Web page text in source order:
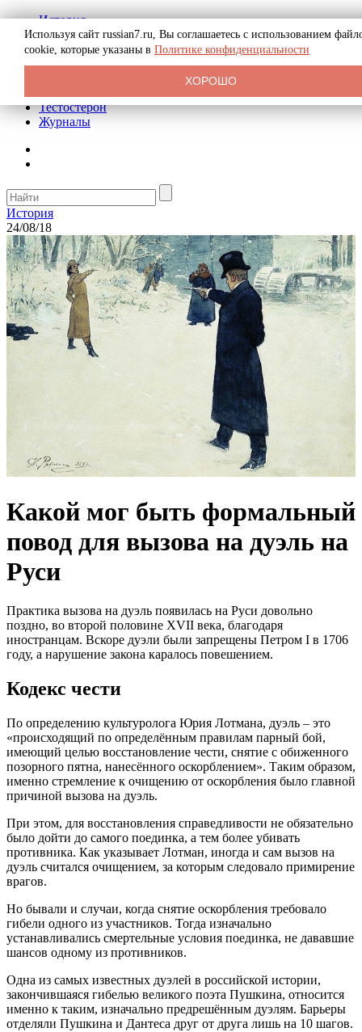
История
Биография
Криминал
Реклама на сайте
Тестостерон
Журналы
История
24/08/18
Какой мог быть формальный
повод для вызова на дуэль на
Руси
Практика вызова на дуэль появилась на Руси довольно
поздно, во второй половине XVII века, благодаря
иностранцам. Вскоре дуэли были запрещены Петром I в 1706
году, а нарушение закона каралось повешением.
Кодекс чести
По определению культуролога Юрия Лотмана, дуэль – это
«происходящий по определённым правилам парный бой,
имеющий целью восстановление чести, снятие с обиженного
позорного пятна, нанесённого оскорблением». Таким образом,
именно стремление к очищению от оскорбления было главной
причиной вызова на дуэль.
При этом, для восстановления справедливости не обязательно
было дойти до самого поединка, а тем более убивать
противника. Как указывает Лотман, иногда и сам вызов на
дуэль считался очищением, за которым следовало примирение
врагов.
Но бывали и случаи, когда снятие оскорбления требовало
гибели одного из участников. Тогда изначально
устанавливались смертельные условия поединка, не дававшие
шансов одному из противников.
Одна из самых известных дуэлей в российской истории,
закончившаяся гибелью великого поэта Пушкина, относится
именно к таким, изначально предрешённым дуэлям. Барьеры
отделяли Пушкина и Дантеса друг от друга лишь на 10 шагов.
Используя сайт russian7.ru, Вы соглашаетесь с использованием
cookie, которые указаны в Политике конфиденциальности
ХОРОШО